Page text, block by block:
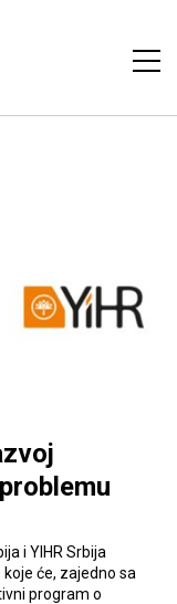
i YIHR Srbija
će, zajedno sa
program o